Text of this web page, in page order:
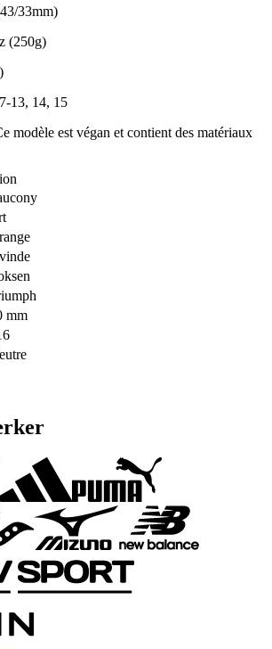
33mm)
(250g)
13, 14, 15
est végan et contient des matériaux
mm